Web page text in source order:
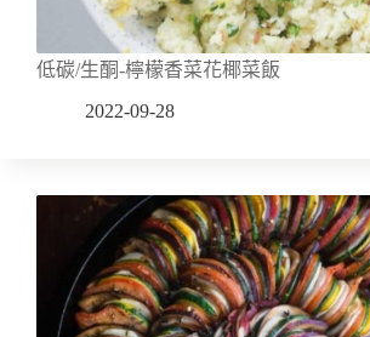
低碳/生酮-檸檬香菜花椰菜飯
2022-09-28